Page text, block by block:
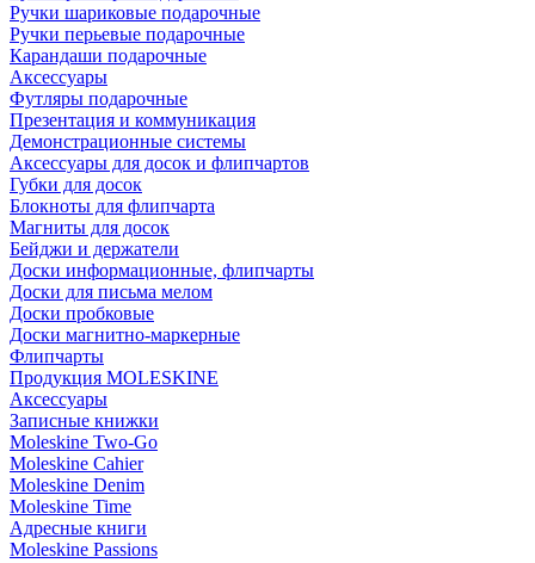
Ручки шариковые подарочные
Ручки перьевые подарочные
Карандаши подарочные
Аксессуары
Футляры подарочные
Презентация и коммуникация
Демонстрационные системы
Аксессуары для досок и флипчартов
Губки для досок
Блокноты для флипчарта
Магниты для досок
Бейджи и держатели
Доски информационные, флипчарты
Доски для письма мелом
Доски пробковые
Доски магнитно-маркерные
Флипчарты
Продукция MOLESKINE
Аксессуары
Записные книжки
Moleskine Two-Go
Moleskine Cahier
Moleskine Denim
Moleskine Time
Адресные книги
Moleskine Passions